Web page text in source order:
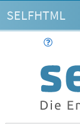
SELFHTML